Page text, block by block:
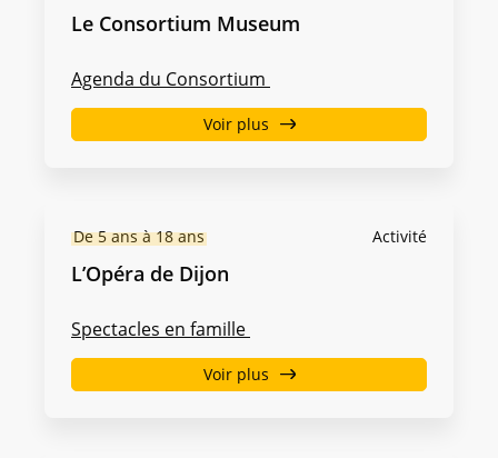
Le Consortium Museum
Agenda du Consortium
Voir plus
Activité
De 5 ans à 18 ans
L’Opéra de Dijon
Spectacles en famille
Voir plus